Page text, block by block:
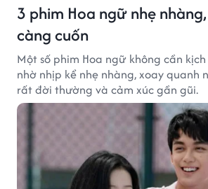
3 phim Hoa ngữ nhẹ
càng cuốn
Một số phim Hoa ngữ không cần
nhờ nhịp kể nhẹ nhàng, xoay quanh
rất đời thường và cảm xúc gần gũi.